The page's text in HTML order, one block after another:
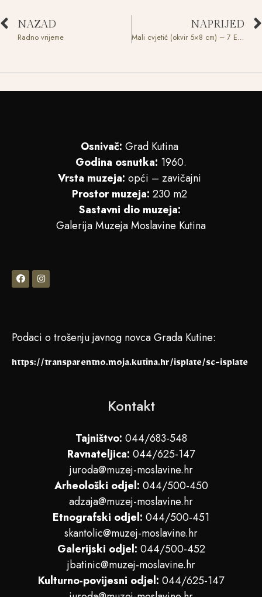
NAZAD
Radno vrijeme
NAPRIJED
Mali cvjetić (okvir 5×8 cm) – 7 EUR
Osnivač: Grad Kutina
Godina osnutka: 1960.
Vrsta muzeja: opći – zavičajni
Prostor muzeja: 230 m2
Sastavni dio muzeja:
Galerija Muzeja Moslavine Kutina
Podaci o trošenju javnog novca Grada Kutine:
https://transparentno.moja.kutina.hr/isplate/sc-isplate
Kontakt
Tajništvo: 044/683-548
Ravnateljica: 044/625-147
juroda@muzej-moslavine.hr
Arheološki odjel: 044/500-450
adzaja@muzej-moslavine.hr
Etnografski odjel: 044/500-451
skantolic@muzej-moslavine.hr
Galerijski odjel: 044/500-452
jbatinic@muzej-moslavine.hr
Kulturno-povijesni odjel: 044/625-147